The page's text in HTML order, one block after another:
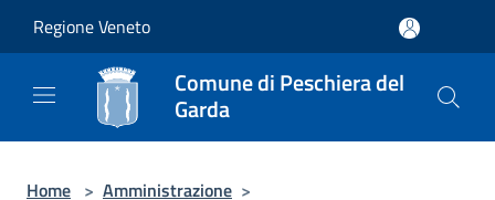
Regione Veneto
Comune di Peschiera del
Garda
Home > Amministrazione >